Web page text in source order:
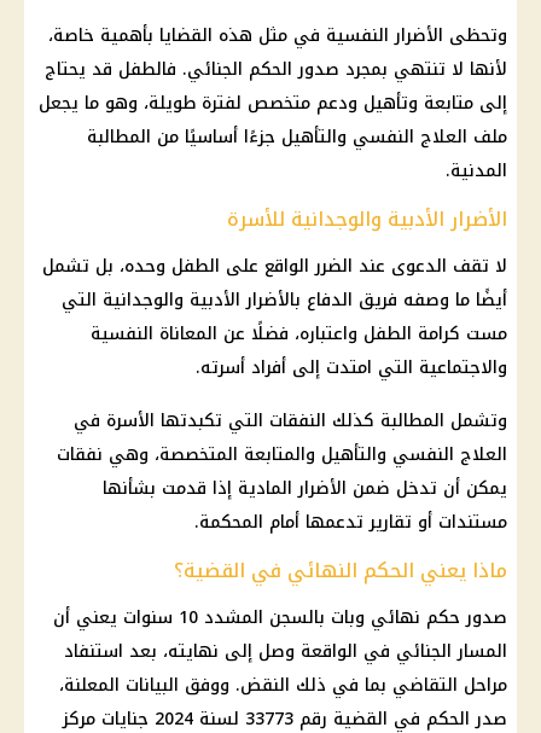
وتحظى الأضرار النفسية في مثل هذه القضايا بأهمية خاصة،
لأنها لا تنتهي بمجرد صدور الحكم الجنائي. فالطفل قد يحتاج
إلى متابعة وتأهيل ودعم متخصص لفترة طويلة، وهو ما يجعل
ملف العلاج النفسي والتأهيل جزءًا أساسيًا من المطالبة
المدنية.
الأضرار الأدبية والوجدانية للأسرة
لا تقف الدعوى عند الضرر الواقع على الطفل وحده، بل تشمل
أيضًا ما وصفه فريق الدفاع بالأضرار الأدبية والوجدانية التي
مست كرامة الطفل واعتباره، فضلًا عن المعاناة النفسية
والاجتماعية التي امتدت إلى أفراد أسرته.
وتشمل المطالبة كذلك النفقات التي تكبدتها الأسرة في
العلاج النفسي والتأهيل والمتابعة المتخصصة، وهي نفقات
يمكن أن تدخل ضمن الأضرار المادية إذا قدمت بشأنها
مستندات أو تقارير تدعمها أمام المحكمة.
ماذا يعني الحكم النهائي في القضية؟
صدور حكم نهائي وبات بالسجن المشدد 10 سنوات يعني أن
المسار الجنائي في الواقعة وصل إلى نهايته، بعد استنفاد
مراحل التقاضي بما في ذلك النقض. ووفق البيانات المعلنة،
صدر الحكم في القضية رقم 33773 لسنة 2024 جنايات مركز